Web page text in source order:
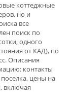
коттеджные
но и
все
поиск по
одного
от КАД), по
Описания
контакты
цены на
включая